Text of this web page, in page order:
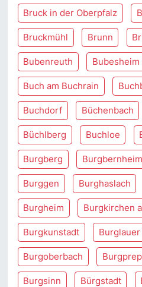
Bruck in der Oberpfalz
Bruckmühl Brunn
Bubenreuth Bubesheim
Buch am Buchrain
Buchdorf Büchenbach
Büchlberg Buchloe
Burgberg Burgbernheim
Burggen Burghaslach
Burgheim Burgkirchen
Burgkunstadt Burglauer
Burgoberbach
Burgsinn Bürgstadt